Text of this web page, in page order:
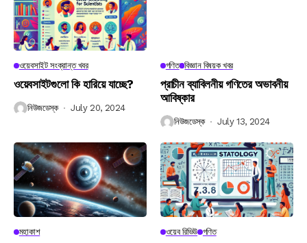
ওয়েবসাইট সংক্রান্ত খবর
ওয়েবসাইটগুলো কি হারিয়ে যাচ্ছে?
নিউজডেস্ক July 20, 2024
গণিত বিজ্ঞান বিষয়ক খবর
প্রাচীন ব্যাবিলনীয় গণিতের অভাবনীয়
আবিষ্কার
নিউজডেস্ক July 13, 2024
মহাকাশ ওয়েব রিভিউ গণিত